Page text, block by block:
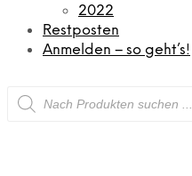
2022
Restposten
Anmelden – so geht’s!
Products
search